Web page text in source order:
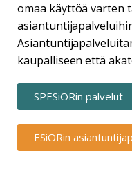
omaa käyttöä varten
kaupalliseen että
SPESiORin palvelut
ESiORin